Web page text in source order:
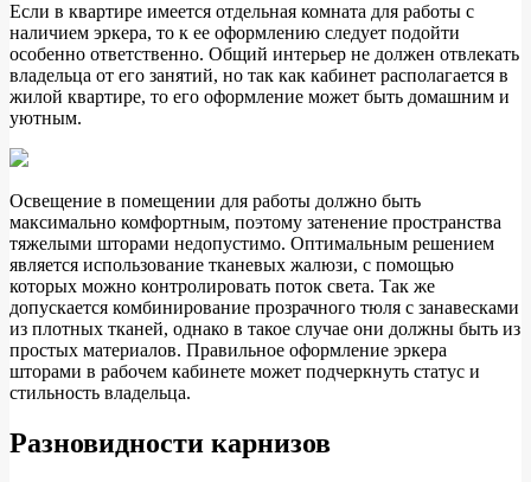
Если в квартире имеется отдельная комната для работы с
наличием эркера, то к ее оформлению следует подойти
особенно ответственно. Общий интерьер не должен отвлекать
владельца от его занятий, но так как кабинет располагается в
жилой квартире, то его оформление может быть домашним и
уютным.
Освещение в помещении для работы должно быть
максимально комфортным, поэтому затенение пространства
тяжелыми шторами недопустимо. Оптимальным решением
является использование тканевых жалюзи, с помощью
которых можно контролировать поток света. Так же
допускается комбинирование прозрачного тюля с занавесками
из плотных тканей, однако в такое случае они должны быть из
простых материалов. Правильное оформление эркера
шторами в рабочем кабинете может подчеркнуть статус и
стильность владельца.
Разновидности карнизов